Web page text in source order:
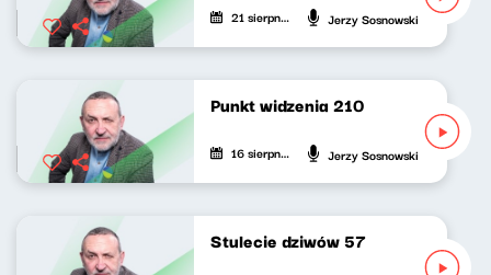
21 sierpnia 2021 Jerzy Sosnowski
Punkt widzenia 210
16 sierpnia 2021 Jerzy Sosnowski
Stulecie dziwów 57